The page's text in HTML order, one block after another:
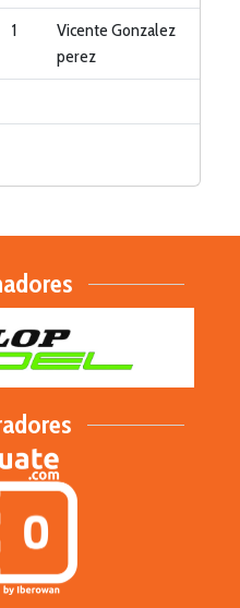
1
Vicente Gonzalez
perez